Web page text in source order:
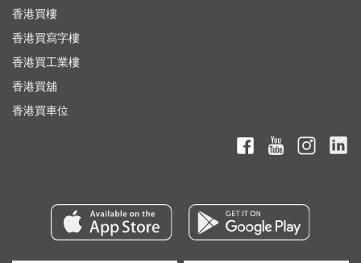
香港買樓
香港買寫字樓
香港買工業樓
香港買舖
香港買車位